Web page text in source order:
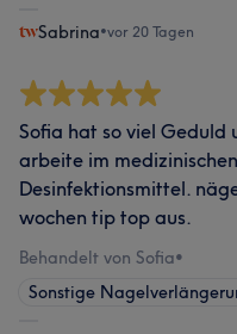
Sabrina•vor 20 Tagen
Sofia hat so viel Geduld
arbeite im
Desinfektionsmittel.
wochen tip top aus.
Behandelt von Sofia•
Sonstige